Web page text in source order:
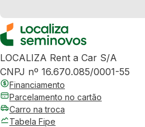
LOCALIZA Rent a Car S/A
CNPJ nº 16.670.085/0001-55
Financiamento
Parcelamento no cartão
Carro na troca
Tabela Fipe